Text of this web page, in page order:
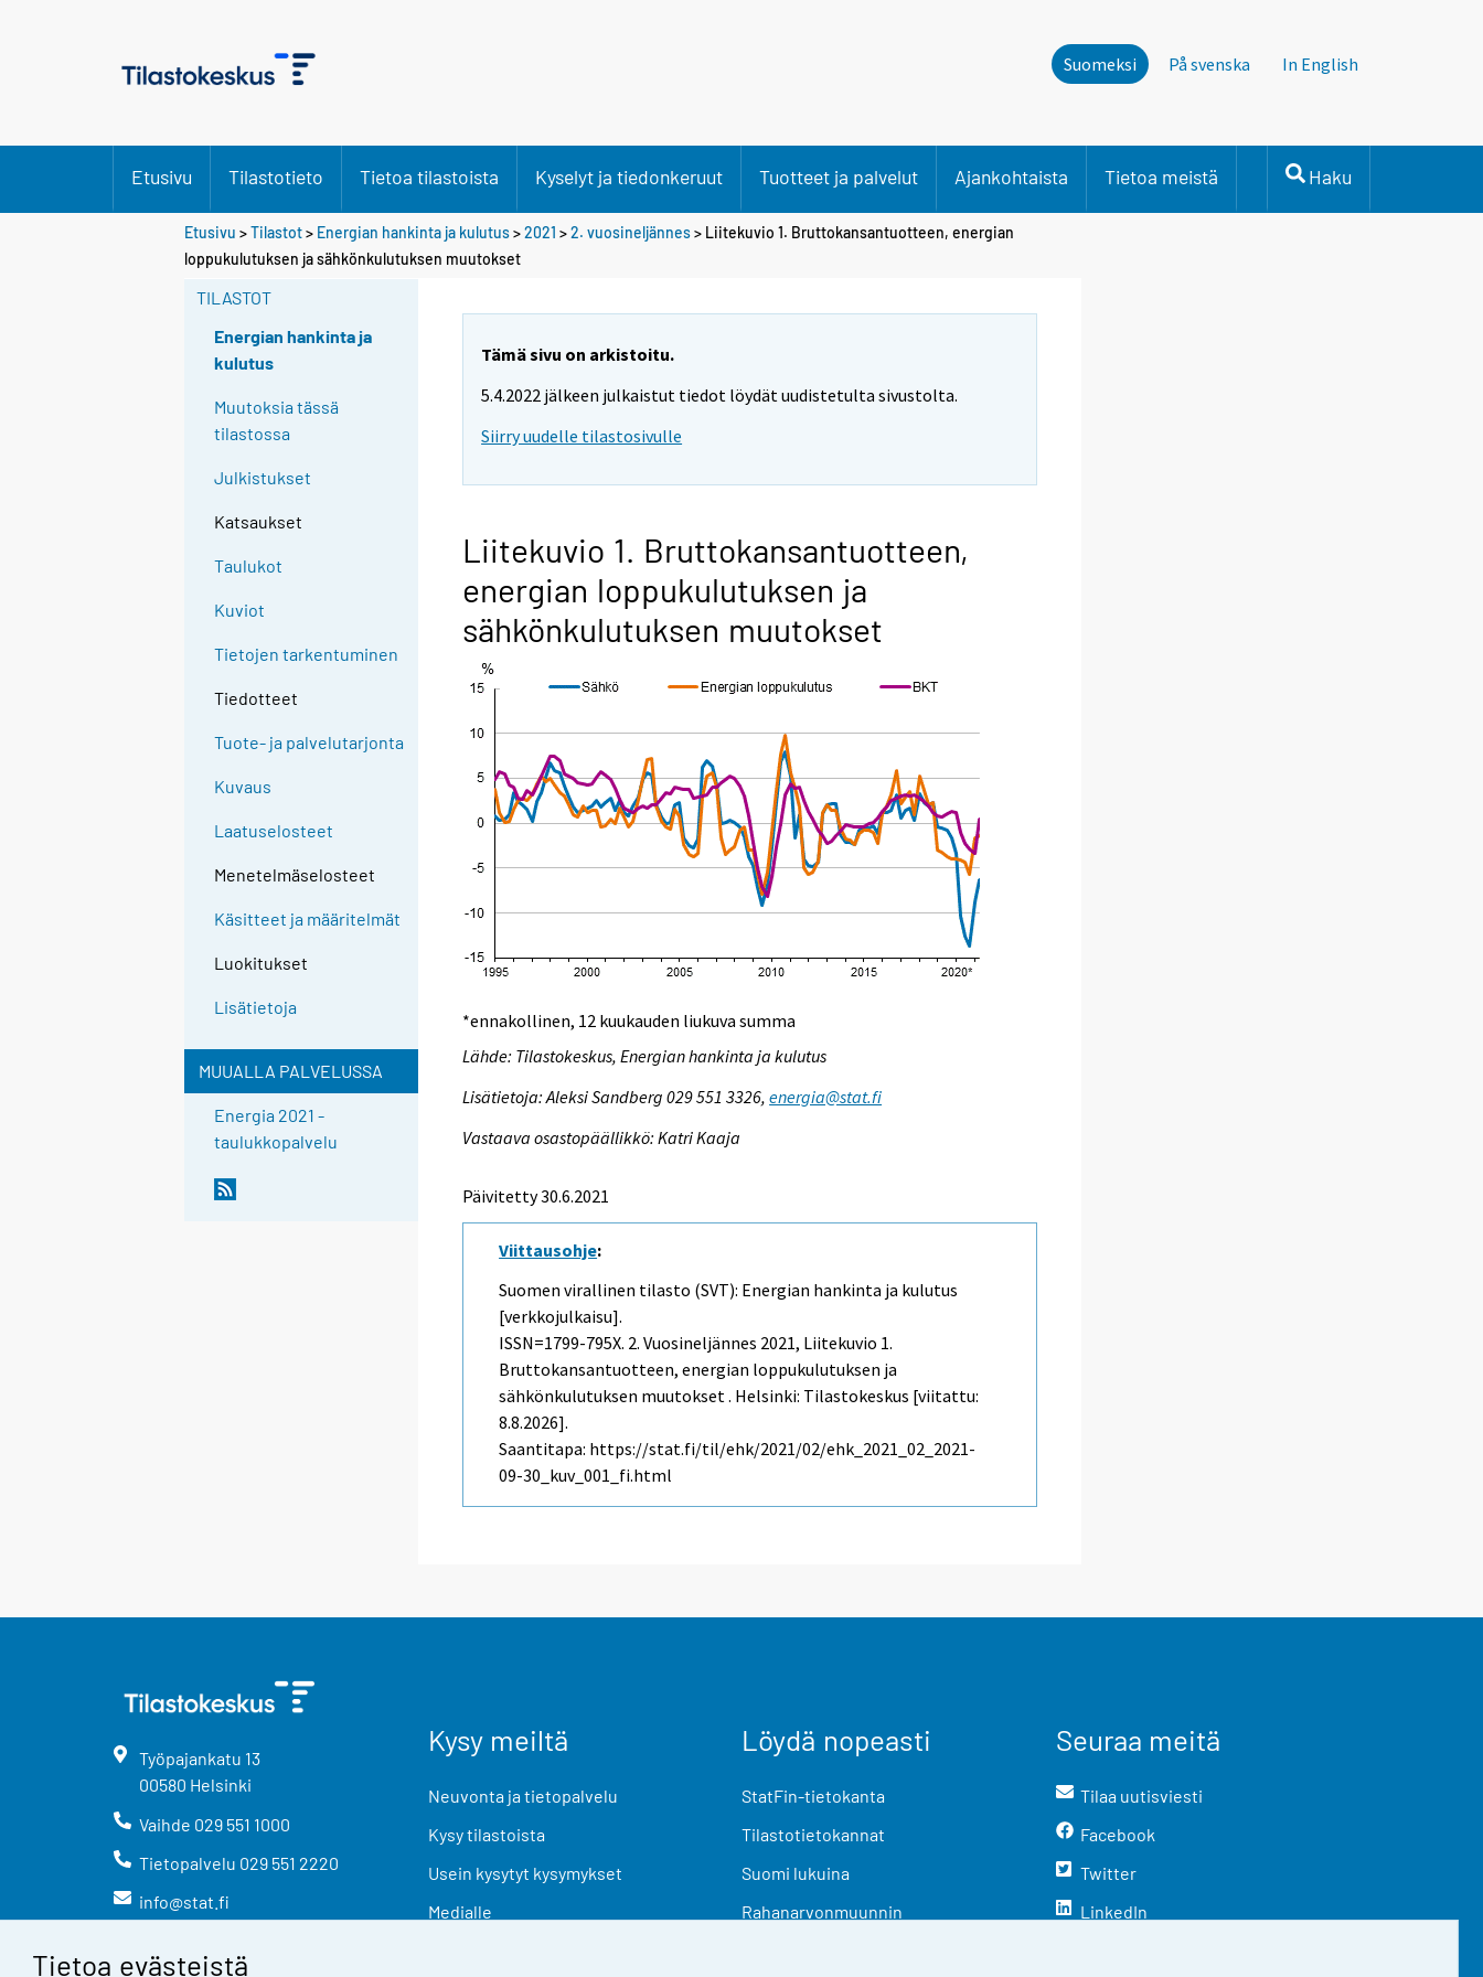
Tietoa evästeistä
Suomeksi På svenska In English
Etusivu Tilastotieto Tietoa tilastoista Kyselyt ja tiedonkeruut Tuotteet ja palvelut Ajankohtaista Tietoa meistä Haku
Etusivu >Tilastot> Energian hankinta ja kulutus>2021 >2. vuosineljännes> Liitekuvio 1. Bruttokansantuotteen, energian
loppukulutuksen ja sähkönkulutuksen muutokset
TILASTOT
Energian hankinta ja
kulutus
Muutoksia tässä
tilastossa
Julkistukset
Katsaukset
Taulukot
Kuviot
Tietojen tarkentuminen
Tiedotteet
Tuote- ja palvelutarjonta
Kuvaus
Laatuselosteet
Menetelmäselosteet
Käsitteet ja määritelmät
Luokitukset
Lisätietoja
MUUALLA PALVELUSSA
Energia 2021 -
taulukkopalvelu
Tämä sivu on arkistoitu.
5.4.2022 jälkeen julkaistut tiedot löydät uudistetulta sivustolta.
Siirry uudelle tilastosivulle
Liitekuvio 1. Bruttokansantuotteen,
energian loppukulutuksen ja
sähkönkulutuksen muutokset
*ennakollinen, 12 kuukauden liukuva summa
Lähde: Tilastokeskus, Energian hankinta ja kulutus
Lisätietoja: Aleksi Sandberg 029 551 3326,energia@stat.fi
Vastaava osastopäällikkö: Katri Kaaja
Päivitetty 30.6.2021
Viittausohje:
Suomen virallinen tilasto (SVT): Energian hankinta ja kulutus
[verkkojulkaisu].
ISSN=1799-795X. 2. Vuosineljännes 2021, Liitekuvio 1.
Bruttokansantuotteen, energian loppukulutuksen ja
sähkönkulutuksen muutokset . Helsinki: Tilastokeskus [viitattu:
8.8.2026].
Saantitapa: https://stat.fi/til/ehk/2021/02/ehk_2021_02_2021-
09-30_kuv_001_fi.html
Työpajankatu 13
00580 Helsinki
Vaihde 029 551 1000
Tietopalvelu 029 551 2220
info@stat.fi
Kysy meiltä
Neuvonta ja tietopalvelu
Kysy tilastoista
Usein kysytyt kysymykset
Medialle
Löydä nopeasti
StatFin-tietokanta
Tilastotietokannat
Suomi lukuina
Rahanarvonmuunnin
Seuraa meitä
Tilaa uutisviesti
Facebook
Twitter
LinkedIn